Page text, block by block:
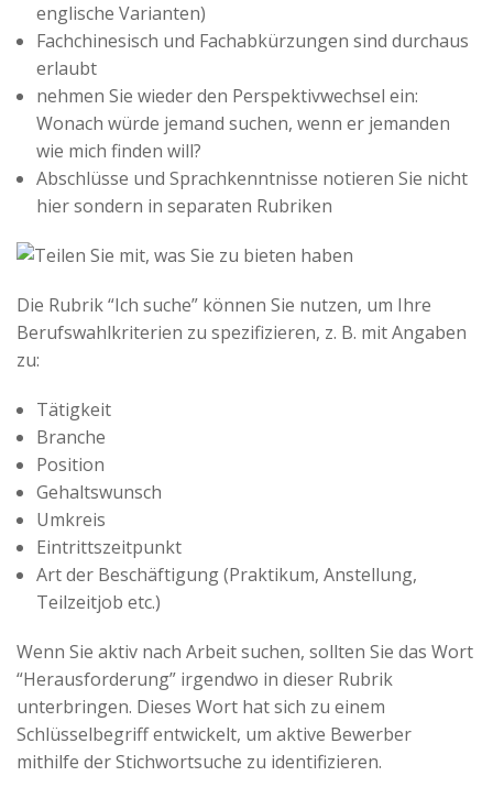
englische Varianten)
Fachchinesisch und Fachabkürzungen sind durchaus
erlaubt
nehmen Sie wieder den Perspektivwechsel ein:
Wonach würde jemand suchen, wenn er jemanden
wie mich finden will?
Abschlüsse und Sprachkenntnisse notieren Sie nicht
hier sondern in separaten Rubriken
Die Rubrik “Ich suche” können Sie nutzen, um Ihre
Berufswahlkriterien zu spezifizieren, z. B. mit Angaben
zu:
Tätigkeit
Branche
Position
Gehaltswunsch
Umkreis
Eintrittszeitpunkt
Art der Beschäftigung (Praktikum, Anstellung,
Teilzeitjob etc.)
Wenn Sie aktiv nach Arbeit suchen, sollten Sie das Wort
“Herausforderung” irgendwo in dieser Rubrik
unterbringen. Dieses Wort hat sich zu einem
Schlüsselbegriff entwickelt, um aktive Bewerber
mithilfe der Stichwortsuche zu identifizieren.